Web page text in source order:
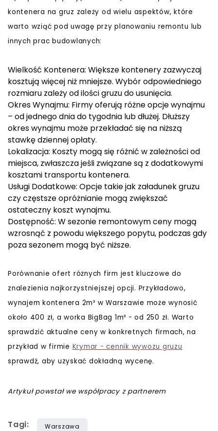
kontenera na gruz zależy od wielu aspektów, które
warto wziąć pod uwagę przy planowaniu remontu lub
innych prac budowlanych:
Wielkość Kontenera: Większe kontenery zazwyczaj
kosztują więcej niż mniejsze. Wybór odpowiedniego
rozmiaru zależy od ilości gruzu do usunięcia.
Okres Wynajmu: Firmy oferują różne opcje wynajmu
– od jednego dnia do tygodnia lub dłużej. Dłuższy
okres wynajmu może przekładać się na niższą
stawkę dziennej opłaty.
Lokalizacja: Koszty mogą się różnić w zależności od
miejsca, zwłaszcza jeśli związane są z dodatkowymi
kosztami transportu kontenera.
Usługi Dodatkowe: Opcje takie jak załadunek gruzu
czy częstsze opróżnianie mogą zwiększać
ostateczny koszt wynajmu.
Dostępność: W sezonie remontowym ceny mogą
wzrosnąć z powodu większego popytu, podczas gdy
poza sezonem mogą być niższe.
Porównanie ofert różnych firm jest kluczowe do
znalezienia najkorzystniejszej opcji. Przykładowo,
wynajem kontenera 2m³ w Warszawie może wynosić
około 400 zł, a worka BigBag 1m³ - od 250 zł. Warto
sprawdzić aktualne ceny w konkretnych firmach, na
przykład w firmie Krymar - cennik wywozu gruzu
sprawdź, aby uzyskać dokładną wycenę.
Artykuł powstał we współpracy z partnerem
Tagi: Warszawa